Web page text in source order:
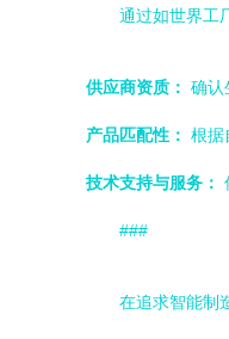
通过如世界工
供应商资质： 确认
产品匹配性： 根据
技术支持与服务：
###
在追求智能制